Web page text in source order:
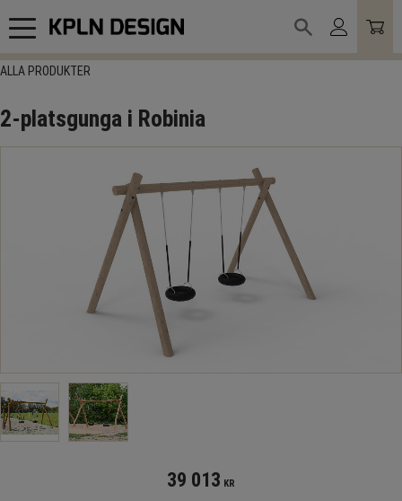
Meny
ALLA PRODUKTER
2-platsgunga i Robinia
39 013 KR